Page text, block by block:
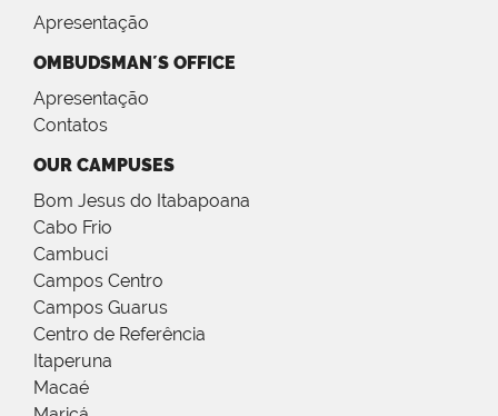
Apresentação
OMBUDSMAN´S OFFICE
Apresentação
Contatos
OUR CAMPUSES
Bom Jesus do Itabapoana
Cabo Frio
Cambuci
Campos Centro
Campos Guarus
Centro de Referência
Itaperuna
Macaé